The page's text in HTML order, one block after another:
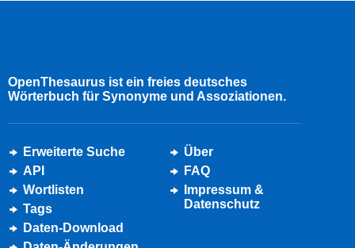
OpenThesaurus ist ein freies deutsches
Wörterbuch für Synonyme und Assoziationen.
Erweiterte Suche
API
Wortlisten
Tags
Daten-Download
Über
FAQ
Impressum &
Datenschutz